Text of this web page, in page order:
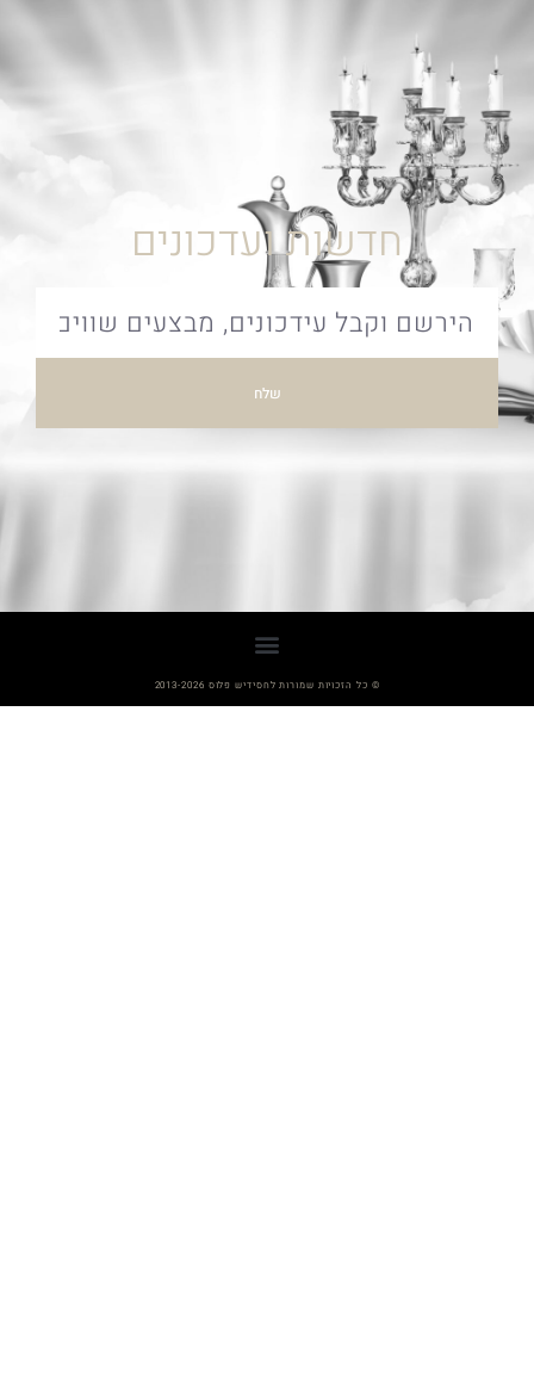
חדשות ועדכונים
שלח
© כל הזכויות שמורות לחסידיש פלוס 2013-2026